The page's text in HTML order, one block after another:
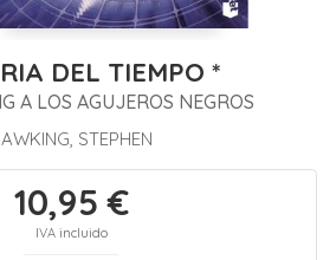
DEL TIEMPO *
A LOS AGUJEROS NEGROS
STEPHEN
10,95 €
IVA incluido